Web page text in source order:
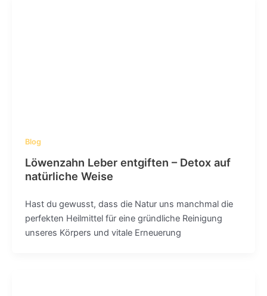
Blog
Löwenzahn Leber entgiften – Detox auf
natürliche Weise
Hast du gewusst, dass die Natur uns manchmal die
perfekten Heilmittel für eine gründliche Reinigung
unseres Körpers und vitale Erneuerung